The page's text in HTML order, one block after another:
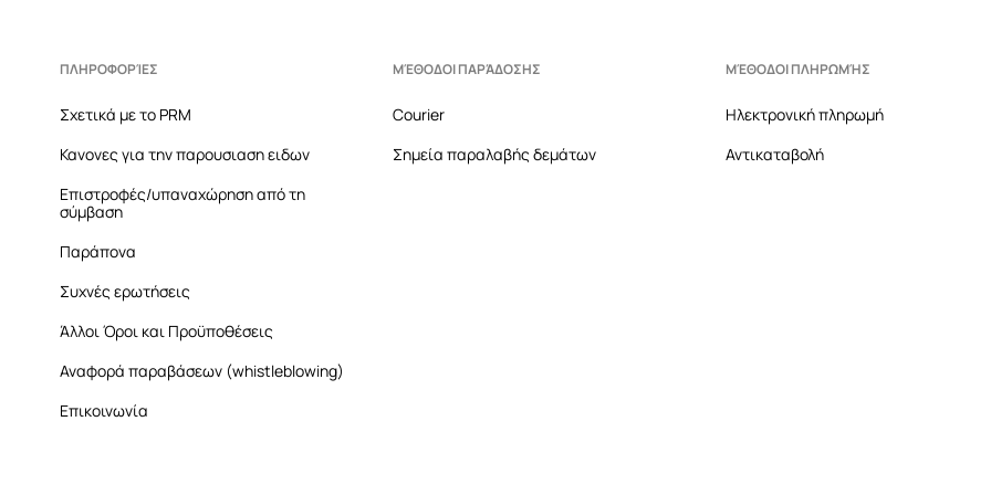
ΠΛΗΡΟΦΟΡΊΕΣ
Σχετικά με το PRM
Κανονες για την παρουσιαση ειδων
Επιστροφές/υπαναχώρηση από τη
σύμβαση
Παράπονα
Συχνές ερωτήσεις
Άλλοι Όροι και Προϋποθέσεις
Αναφορά παραβάσεων (whistleblowing)
Επικοινωνία
ΜΈΘΟΔΟΙ ΠΑΡΆΔΟΣΗΣ
Courier
Σημεία παραλαβής δεμάτων
ΜΈΘΟΔΟΙ ΠΛΗΡΩΜΉΣ
Ηλεκτρονική πληρωμή
Αντικαταβολή